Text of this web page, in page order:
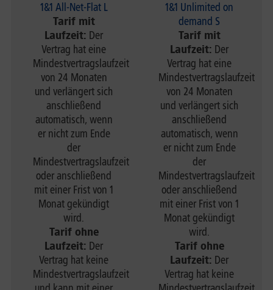
1&1 All-Net-Flat L
Tarif mit
Laufzeit: Der
Vertrag hat eine
Mindestvertragslaufzeit
von 24 Monaten
und verlängert sich
anschließend
automatisch, wenn
er nicht zum Ende
der
Mindestvertragslaufzeit
oder anschließend
mit einer Frist von 1
Monat gekündigt
wird.
Tarif ohne
Laufzeit: Der
Vertrag hat keine
Mindestvertragslaufzeit
1&1 Unlimited on
demand S
Tarif mit
Laufzeit: Der
Vertrag hat eine
Mindestvertragslaufzeit
von 24 Monaten
und verlängert sich
anschließend
automatisch, wenn
er nicht zum Ende
der
Mindestvertragslaufzeit
oder anschließend
mit einer Frist von 1
Monat gekündigt
wird.
Tarif ohne
Laufzeit: Der
Vertrag hat keine